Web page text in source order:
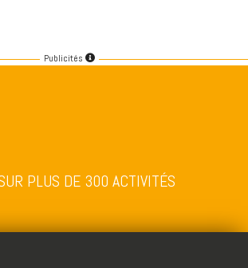
Publicités
PLUS DE 300 ACTIVITÉS